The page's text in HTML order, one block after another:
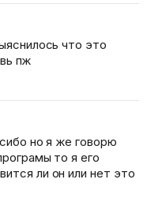
что это
пж
но я же говорю
то я его
ли он или нет это